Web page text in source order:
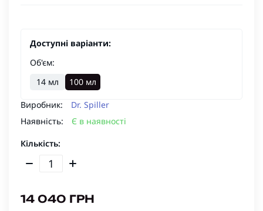
Виробник:
Dr. Spiller
Наявність:
Є в наявності
14 040 ГРН
Кількість:
Доступні варіанти:
Об'єм:
14 мл
100 мл